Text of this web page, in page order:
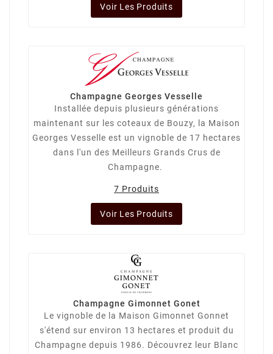
Voir Les Produits
Champagne Georges Vesselle
Installée depuis plusieurs générations
maintenant sur les coteaux de Bouzy, la Maison
Georges Vesselle est un vignoble de 17 hectares
dans l'un des Meilleurs Grands Crus de
Champagne.
7 Produits
Voir Les Produits
Champagne Gimonnet Gonet
Le vignoble de la Maison Gimonnet Gonnet
s'étend sur environ 13 hectares et produit du
Champagne depuis 1986. Découvrez leur Blanc